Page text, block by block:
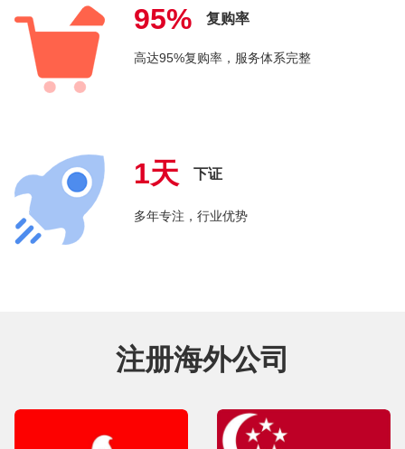
95% 复购率
高达95%复购率，服务体系完整
1天 下证
多年专注，行业优势
注册海外公司